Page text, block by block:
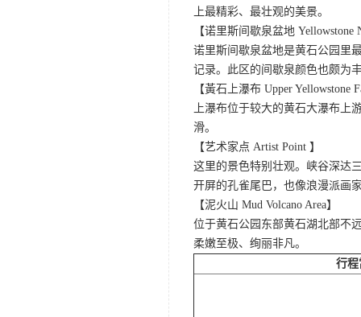
上最精彩、最壮观的美景。
【诺里斯间歇泉盆地 Yellowstone
诺里斯间歇泉盆地是黄石公园里
记录。此区的间歇泉颜色也颇为
【黃石上瀑布 Upper Yellowstone
上瀑布位于较大的黄石大瀑布上
滑。
【艺术家点 Artist Point 】
这里的景色特别壮观。峡谷深达
开屏的孔雀尾巴，也像浪漫派画
【泥火山 Mud Volcano Area】
位于黄石公园东部黄石湖北部不
柔嫩至极、绚丽非凡。
行程